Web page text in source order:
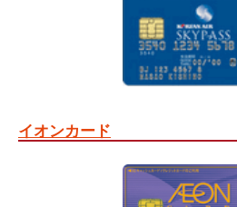
イオンカード